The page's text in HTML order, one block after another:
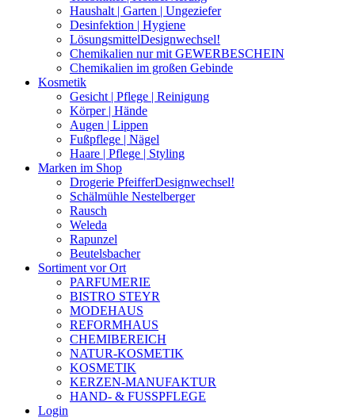
Haushalt | Garten | Ungeziefer
Desinfektion | Hygiene
LösungsmittelDesignwechsel!
Chemikalien nur mit GEWERBESCHEIN
Chemikalien im großen Gebinde
Kosmetik
Gesicht | Pflege | Reinigung
Körper | Hände
Augen | Lippen
Fußpflege | Nägel
Haare | Pflege | Styling
Marken im Shop
Drogerie PfeifferDesignwechsel!
Schälmühle Nestelberger
Rausch
Weleda
Rapunzel
Beutelsbacher
Sortiment vor Ort
PARFUMERIE
BISTRO STEYR
MODEHAUS
REFORMHAUS
CHEMIBEREICH
NATUR-KOSMETIK
KOSMETIK
KERZEN-MANUFAKTUR
HAND- & FUSSPFLEGE
Login